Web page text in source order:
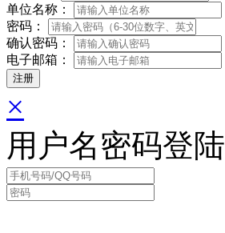
单位名称：
密码：
确认密码：
电子邮箱：
×
用户名密码登陆